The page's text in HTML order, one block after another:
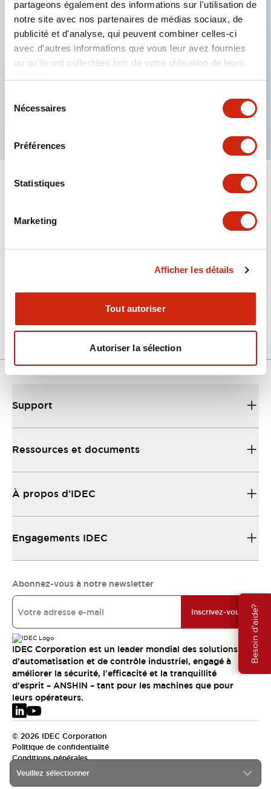
partageons également des informations sur l'utilisation de
notre site avec nos partenaires de médias sociaux, de
publicité et d'analyse, qui peuvent combiner celles-ci
avec d'autres informations que vous leur avez fournies
ou qu'ils ont collectées lors de votre utilisation de leurs
Nécessaires
Préférences
Statistiques
Marketing
Afficher les détails
Tout autoriser
Autoriser la sélection
Besoin d'aide?
Caractéristiques clés
Fixation par regroupement possible
Le commutateur sélecteur avec clé adopte une
structure à goupille à cylindre haute sécurité
La structure de protection est IP65 (IEC60529)
Veuillez sélectionner
Support
Ressources et documents
À propos d’IDEC
Engagements IDEC
Abonnez-vous à notre newsletter
Inscrivez-vous
IDEC Corporation est un leader mondial des solutions
d'automatisation et de contrôle industriel, engagé à
améliorer la sécurité, l'efficacité et la tranquillité
d'esprit – ANSHIN – tant pour les machines que pour
leurs opérateurs.
© 2026 IDEC Corporation
Politique de confidentialité
Conditions générales
EMEA